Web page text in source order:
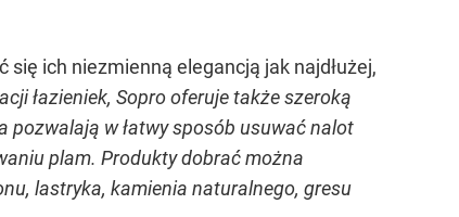
się ich niezmienną elegancją jak najdłużej,
łazieniek, Sopro oferuje także szeroką
pozwalają w łatwy sposób usuwać nalot
plam. Produkty dobrać można
lastryka, kamienia naturalnego, gresu